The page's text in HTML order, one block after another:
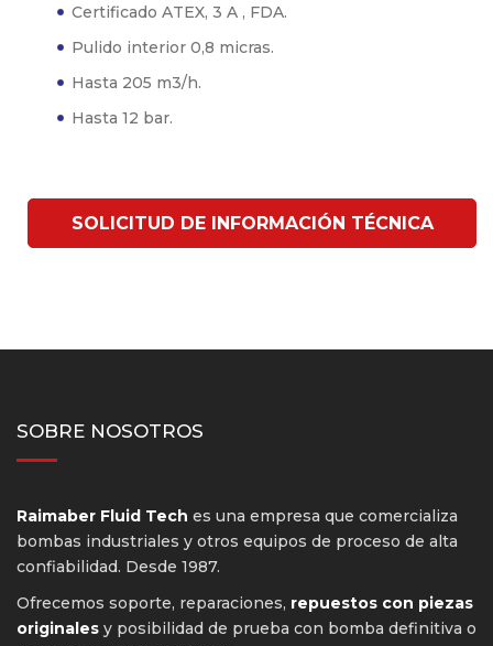
Certificado ATEX, 3 A , FDA.
Pulido interior 0,8 micras.
Hasta 205 m3/h.
Hasta 12 bar.
SOLICITUD DE INFORMACIÓN TÉCNICA
SOBRE NOSOTROS
Raimaber Fluid Tech es una empresa que comercializa
bombas industriales y otros equipos de proceso de alta
confiabilidad. Desde 1987.
Ofrecemos soporte, reparaciones, repuestos con piezas
originales y posibilidad de prueba con bomba definitiva o